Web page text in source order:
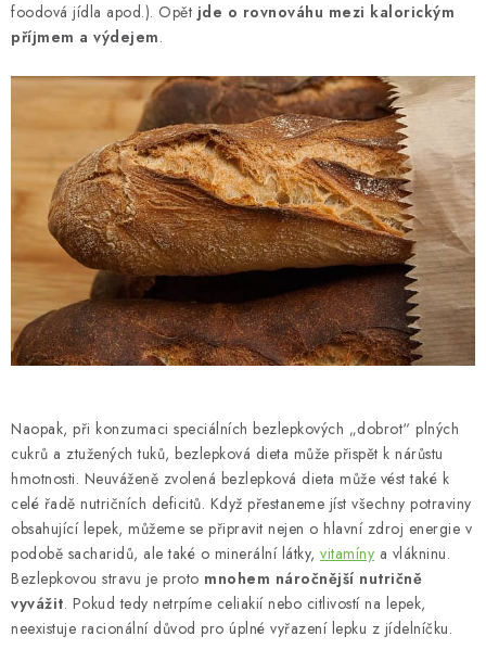
foodová jídla apod.). Opět jde o rovnováhu mezi kalorickým
příjmem a výdejem.
Naopak, při konzumaci speciálních bezlepkových „dobrot“ plných
cukrů a ztužených tuků, bezlepková dieta může přispět k nárůstu
hmotnosti. Neuváženě zvolená bezlepková dieta může vést také k
celé řadě nutričních deficitů. Když přestaneme jíst všechny potraviny
obsahující lepek, můžeme se připravit nejen o hlavní zdroj energie v
podobě sacharidů, ale také o minerální látky, vitamíny a vlákninu.
Bezlepkovou stravu je proto mnohem náročnější nutričně
vyvážit. Pokud tedy netrpíme celiakií nebo citlivostí na lepek,
neexistuje racionální důvod pro úplné vyřazení lepku z jídelníčku.